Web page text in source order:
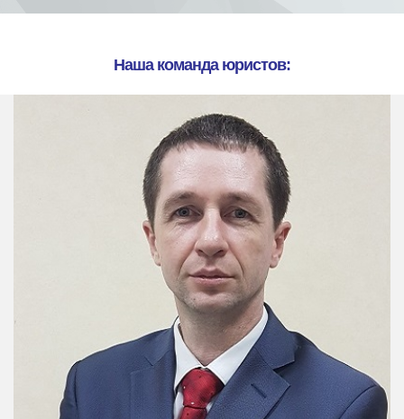
Наша команда юристов: